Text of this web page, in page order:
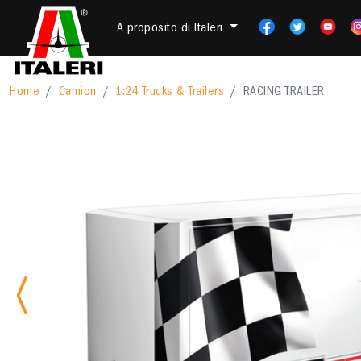
A proposito di Italeri
Home Camion 1:24 Trucks & Trailers RACING TRAILER
Previous